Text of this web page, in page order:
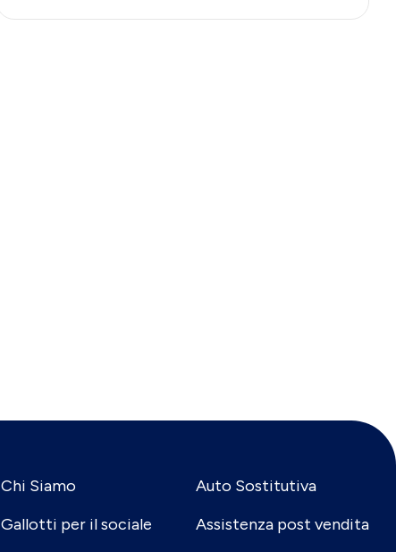
Chi Siamo
Gallotti per il sociale
Auto Sostitutiva
Assistenza post vendita